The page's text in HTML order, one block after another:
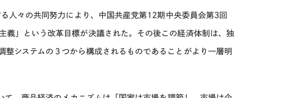
人々の共同努力により、中国共産党第12期中央委員会第3回
義」という改革目標が決議された。その後この経済体制は、独
整システムの３つから構成されるものであることがより一層明